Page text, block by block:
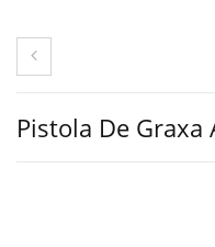
Pistola De Graxa